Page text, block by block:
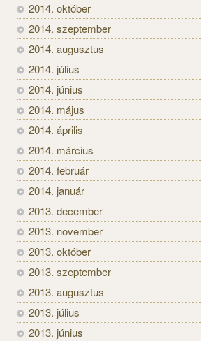
2014. október
2014. szeptember
2014. augusztus
2014. július
2014. június
2014. május
2014. április
2014. március
2014. február
2014. január
2013. december
2013. november
2013. október
2013. szeptember
2013. augusztus
2013. július
2013. június